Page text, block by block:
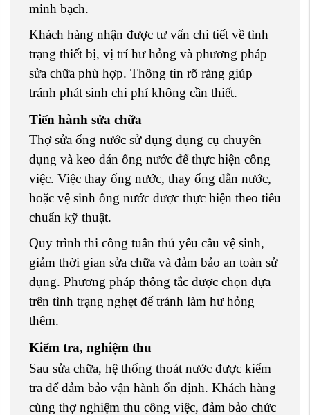
minh bạch.
Khách hàng nhận được tư vấn chi tiết về tình
trạng thiết bị, vị trí hư hỏng và phương pháp
sửa chữa phù hợp. Thông tin rõ ràng giúp
tránh phát sinh chi phí không cần thiết.
Tiến hành sửa chữa
Thợ sửa ống nước sử dụng dụng cụ chuyên
dụng và keo dán ống nước để thực hiện công
việc. Việc thay ống nước, thay ống dẫn nước,
hoặc vệ sinh ống nước được thực hiện theo tiêu
chuẩn kỹ thuật.
Quy trình thi công tuân thủ yêu cầu vệ sinh,
giảm thời gian sửa chữa và đảm bảo an toàn sử
dụng. Phương pháp thông tắc được chọn dựa
trên tình trạng nghẹt để tránh làm hư hỏng
thêm.
Kiểm tra, nghiệm thu
Sau sửa chữa, hệ thống thoát nước được kiểm
tra để đảm bảo vận hành ổn định. Khách hàng
cùng thợ nghiệm thu công việc, đảm bảo chức